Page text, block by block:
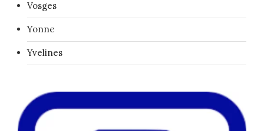
Vosges
Yonne
Yvelines